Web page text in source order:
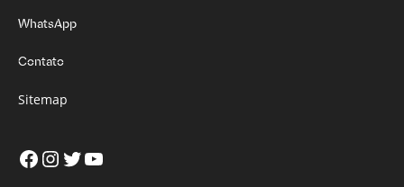
WhatsApp
Contato
Sitemap
Facebook
Instagram
Twitter
Youtube